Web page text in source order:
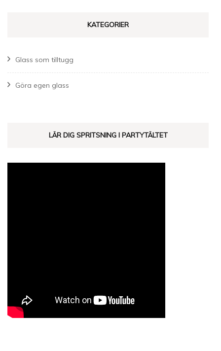
KATEGORIER
Glass som tilltugg
Göra egen glass
LÄR DIG SPRITSNING I PARTYTÄLTET